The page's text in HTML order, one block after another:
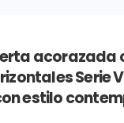
acorazada
Serie
estilo